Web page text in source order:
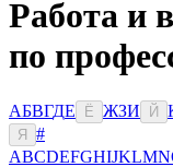
Работа и
по
АБВГДЕ Ё ЖЗИ Й
Я
#
ABCDEFGHIJKLMN